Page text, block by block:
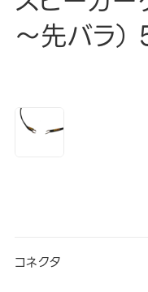
～先バラ
コネクタ